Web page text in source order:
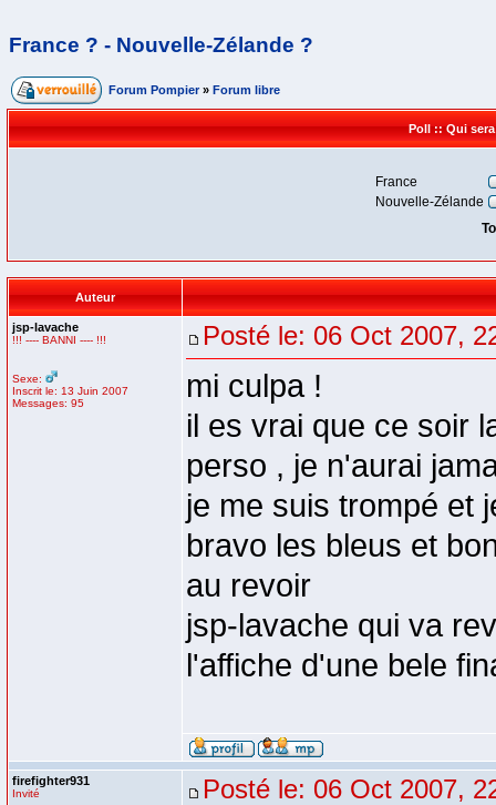
France ? - Nouvelle-Zélande ?
Forum Pompier » Forum libre
Poll :: Qui
France
Nouvelle-Zélande
Auteur
jsp-lavache
!!! ---- BANNI ---- !!!
Sexe:
Inscrit le: 13 Juin 2007
Messages: 95
Posté le: 06 Oct 2007,
mi culpa !
il es vrai que ce soir
perso , je n'aurai
je me suis trompé et
bravo les bleus et
au revoir
jsp-lavache qui va
l'affiche d'une bele
firefighter931
Invité Posté le: 06 Oct 2007,